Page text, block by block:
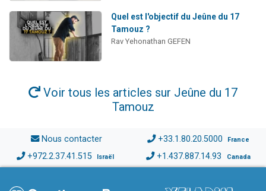
Quel est l'objectif du Jeûne du 17
Tamouz ?
Rav Yehonathan GEFEN
Voir tous les articles sur Jeûne du 17
Tamouz
Nous contacter +33.1.80.20.5000 France
+972.2.37.41.515 Israël +1.437.887.14.93 Canada